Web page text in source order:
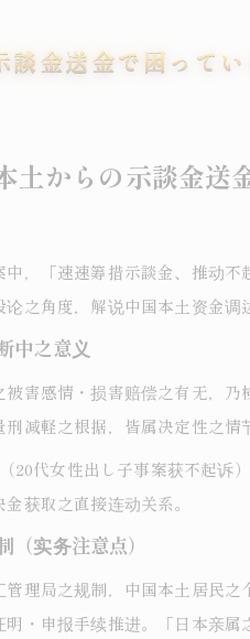
談金送金で困って
土からの示談金送
，「速速筹措示談金、推动
之角度，解说中国本土资金调
中之意义
被害感情・损害赔偿之有无，
减軽之根据，皆属决定性之情
20代女性出し子事案获不起诉
获取之直接连动关系。
实务注意点）
理局之规制，中国本土居民
・申报手续推进。「日本亲